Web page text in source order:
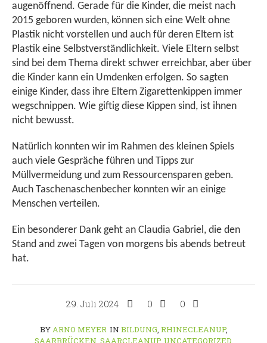
augenöffnend. Gerade für die Kinder, die meist nach
2015 geboren wurden, können sich eine Welt ohne
Plastik nicht vorstellen und auch für deren Eltern ist
Plastik eine Selbstverständlichkeit. Viele Eltern selbst
sind bei dem Thema direkt schwer erreichbar, aber über
die Kinder kann ein Umdenken erfolgen. So sagten
einige Kinder, dass ihre Eltern Zigarettenkippen immer
wegschnippen. Wie giftig diese Kippen sind, ist ihnen
nicht bewusst.
Natürlich konnten wir im Rahmen des kleinen Spiels
auch viele Gespräche führen und Tipps zur
Müllvermeidung und zum Ressourcensparen geben.
Auch Taschenaschenbecher konnten wir an einige
Menschen verteilen.
Ein besonderer Dank geht an Claudia Gabriel, die den
Stand and zwei Tagen von morgens bis abends betreut
hat.
29. Juli 2024 0 0
BYARNO MEYER IN BILDUNG, RHINECLEANUP,
SAARBRÜCKEN, SAARCLEANUP, UNCATEGORIZED,